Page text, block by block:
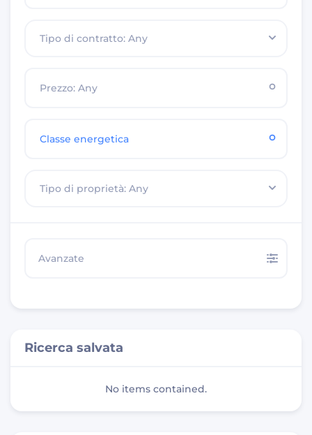
Prezzo: Any
Classe energetica
Avanzate
Ricerca salvata
No items contained.